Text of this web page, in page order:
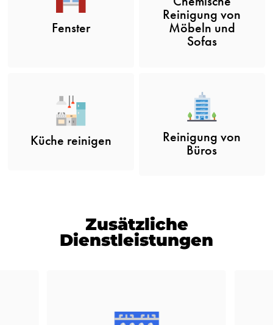
Fenster
Reinigung von
Möbeln und
Sofas
Küche reinigen
Reinigung von
Büros
Zusätzliche
Dienstleistungen